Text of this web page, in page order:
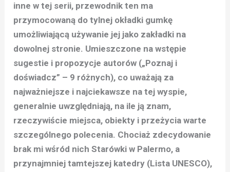
inne w tej serii, przewodnik ten ma
przymocowaną do tylnej okładki gumkę
umożliwiającą używanie jej jako zakładki na
dowolnej stronie. Umieszczone na wstępie
sugestie i propozycje autorów („Poznaj i
doświadcz” – 9 różnych), co uważają za
najważniejsze i najciekawsze na tej wyspie,
generalnie uwzględniają, na ile ją znam,
rzeczywiście miejsca, obiekty i przeżycia warte
szczególnego polecenia. Chociaż zdecydowanie
brak mi wśród nich Starówki w Palermo, a
przynajmniej tamtejszej katedry (Lista UNESCO),